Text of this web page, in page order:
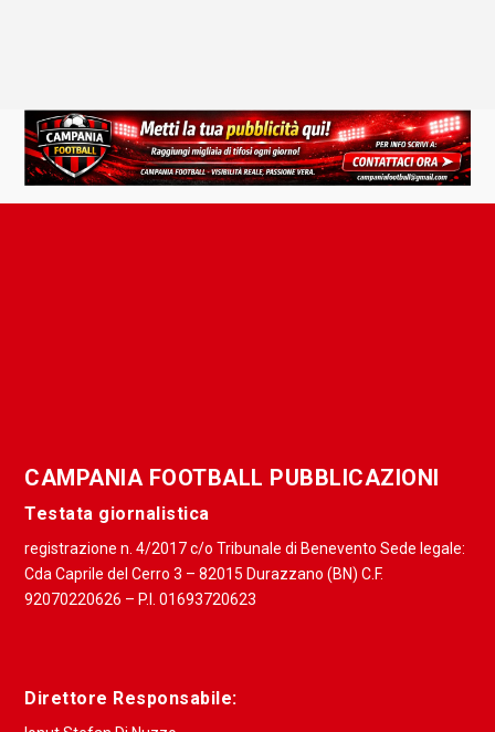
CAMPANIA FOOTBALL PUBBLICAZIONI
Testata giornalistica
registrazione n. 4/2017 c/o Tribunale di Benevento Sede legale:
Cda Caprile del Cerro 3 – 82015 Durazzano (BN) C.F.
92070220626 – P.I. 01693720623
Direttore Responsabile: